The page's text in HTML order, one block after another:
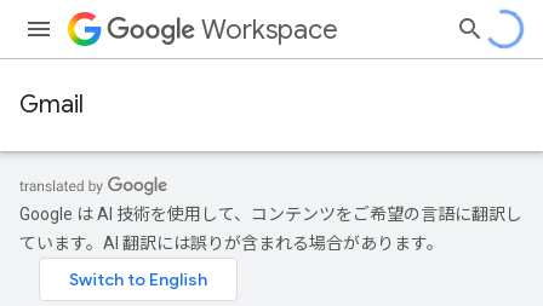
Workspace
Gmail
Google は AI 技術を使用して、コンテンツをご希望の言語に翻訳し
ています。AI 翻訳には誤りが含まれる場合があります。